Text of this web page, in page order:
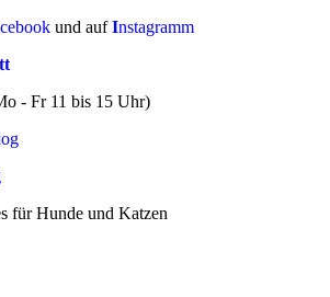
und aufInstagramm
- Fr 11 bis 15 Uhr)
für Hunde und Katzen